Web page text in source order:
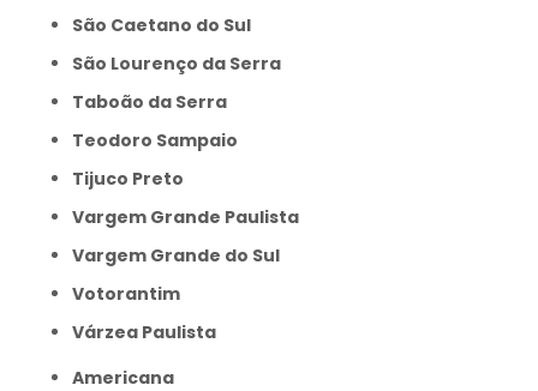
São Caetano do Sul
São Lourenço da Serra
Taboão da Serra
Teodoro Sampaio
Tijuco Preto
Vargem Grande Paulista
Vargem Grande do Sul
Votorantim
Várzea Paulista
Americana